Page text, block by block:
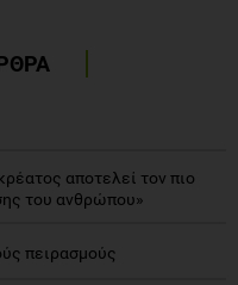
αποτελεί τον πιο
του ανθρώπου»
πειρασμούς